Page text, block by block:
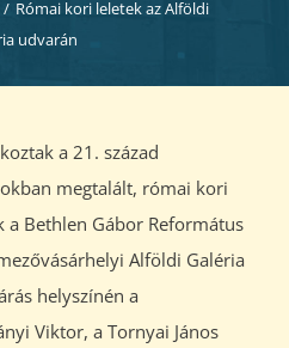
/ Római kori leletek az Alföldi
udvarán
a 21. század
megtalált, római kori
a Bethlen Gábor Református
Alföldi Galéria
helyszínén a
Viktor, a Tornyai János